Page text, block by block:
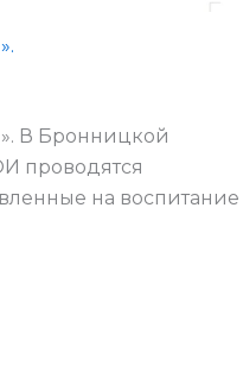
В Бронницкой
проводятся
на воспитание